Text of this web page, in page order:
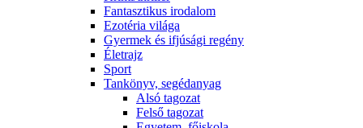
Fantasztikus irodalom
Ezotéria világa
Gyermek és ifjúsági regény
Életrajz
Sport
Tankönyv, segédanyag
Alsó tagozat
Felső tagozat